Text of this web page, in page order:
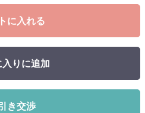
に入れる
入りに追加
き交渉